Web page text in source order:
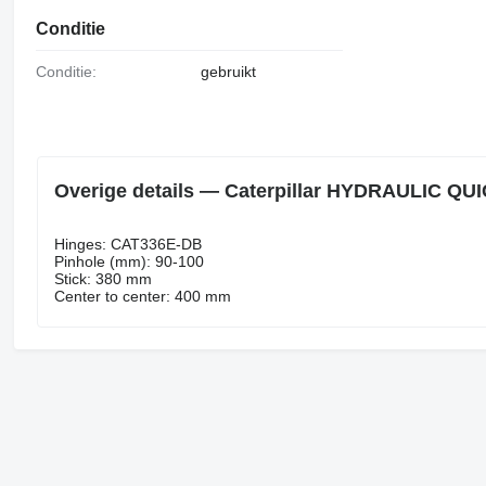
Conditie
Conditie: gebruikt
Overige details — Caterpillar HYDRAULIC
Hinges: CAT336E-DB
Pinhole (mm): 90-100
Stick: 380 mm
Center to center: 400 mm